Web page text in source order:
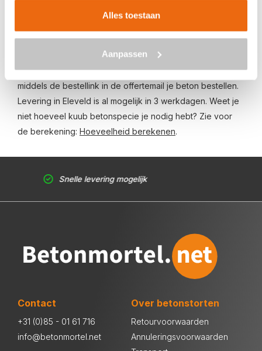
Alles toestaan
Aanpassen
in Eleveld bestellen is eenvoudig: vraag vrijblijvend een
type beton, de optionele keuze voor een betonpomp en
je e-mailadres in en ontvang binnen enkele seconden een
gerichte prijs per e-mail voor Eleveld. Aansluitend kun je
middels de bestellink in de offertemail je beton bestellen.
Levering in Eleveld is al mogelijk in 3 werkdagen. Weet je
niet hoeveel kuub betonspecie je nodig hebt? Zie voor
de berekening: Hoeveelheid berekenen.
Snelle levering mogelijk
Contact
+31 (0)85 - 01 61 716
info@betonmortel.net
Over betonstorten
Retourvoorwaarden
Annuleringsvoorwaarden